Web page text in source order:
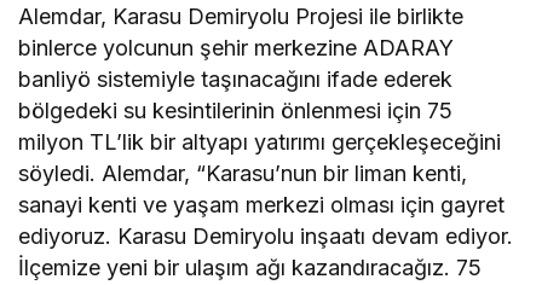
Alemdar, Karasu Demiryolu Projesi ile birlikte
binlerce yolcunun şehir merkezine ADARAY
banliyö sistemiyle taşınacağını ifade ederek
bölgedeki su kesintilerinin önlenmesi için 75
milyon TL’lik bir altyapı yatırımı gerçekleşeceğini
söyledi. Alemdar, “Karasu’nun bir liman kenti,
sanayi kenti ve yaşam merkezi olması için gayret
ediyoruz. Karasu Demiryolu inşaatı devam ediyor.
İlçemize yeni bir ulaşım ağı kazandıracağız. 75